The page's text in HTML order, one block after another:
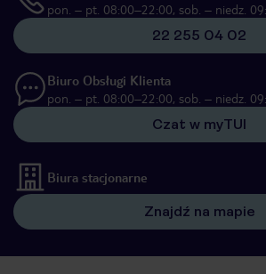
pon. – pt. 08:00–22:00, sob. – niedz.
22 255 04 02
Biuro Obsługi Klienta
pon. – pt. 08:00–22:00, sob. – niedz.
Czat w myTUI
Biura stacjonarne
Znajdź na mapie